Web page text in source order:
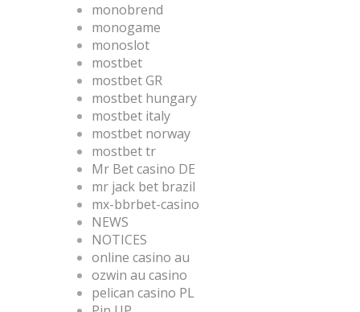
monobrend
monogame
monoslot
mostbet
mostbet GR
mostbet hungary
mostbet italy
mostbet norway
mostbet tr
Mr Bet casino DE
mr jack bet brazil
mx-bbrbet-casino
NEWS
NOTICES
online casino au
ozwin au casino
pelican casino PL